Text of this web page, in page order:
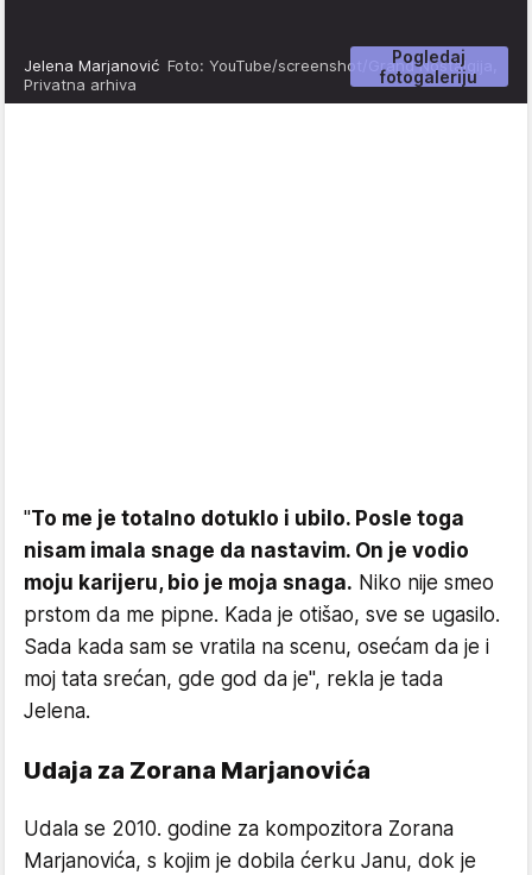
Pogledaj
fotogaleriju
Jelena Marjanović Foto: YouTube/screenshot/Grand Nostalgija,
Privatna arhiva
"To me je totalno dotuklo i ubilo. Posle toga
nisam imala snage da nastavim. On je vodio
moju karijeru, bio je moja snaga. Niko nije smeo
prstom da me pipne. Kada je otišao, sve se ugasilo.
Sada kada sam se vratila na scenu, osećam da je i
moj tata srećan, gde god da je", rekla je tada
Jelena.
Udaja za Zorana Marjanovića
Udala se 2010. godine za kompozitora Zorana
Marjanovića, s kojim je dobila ćerku Janu, dok je